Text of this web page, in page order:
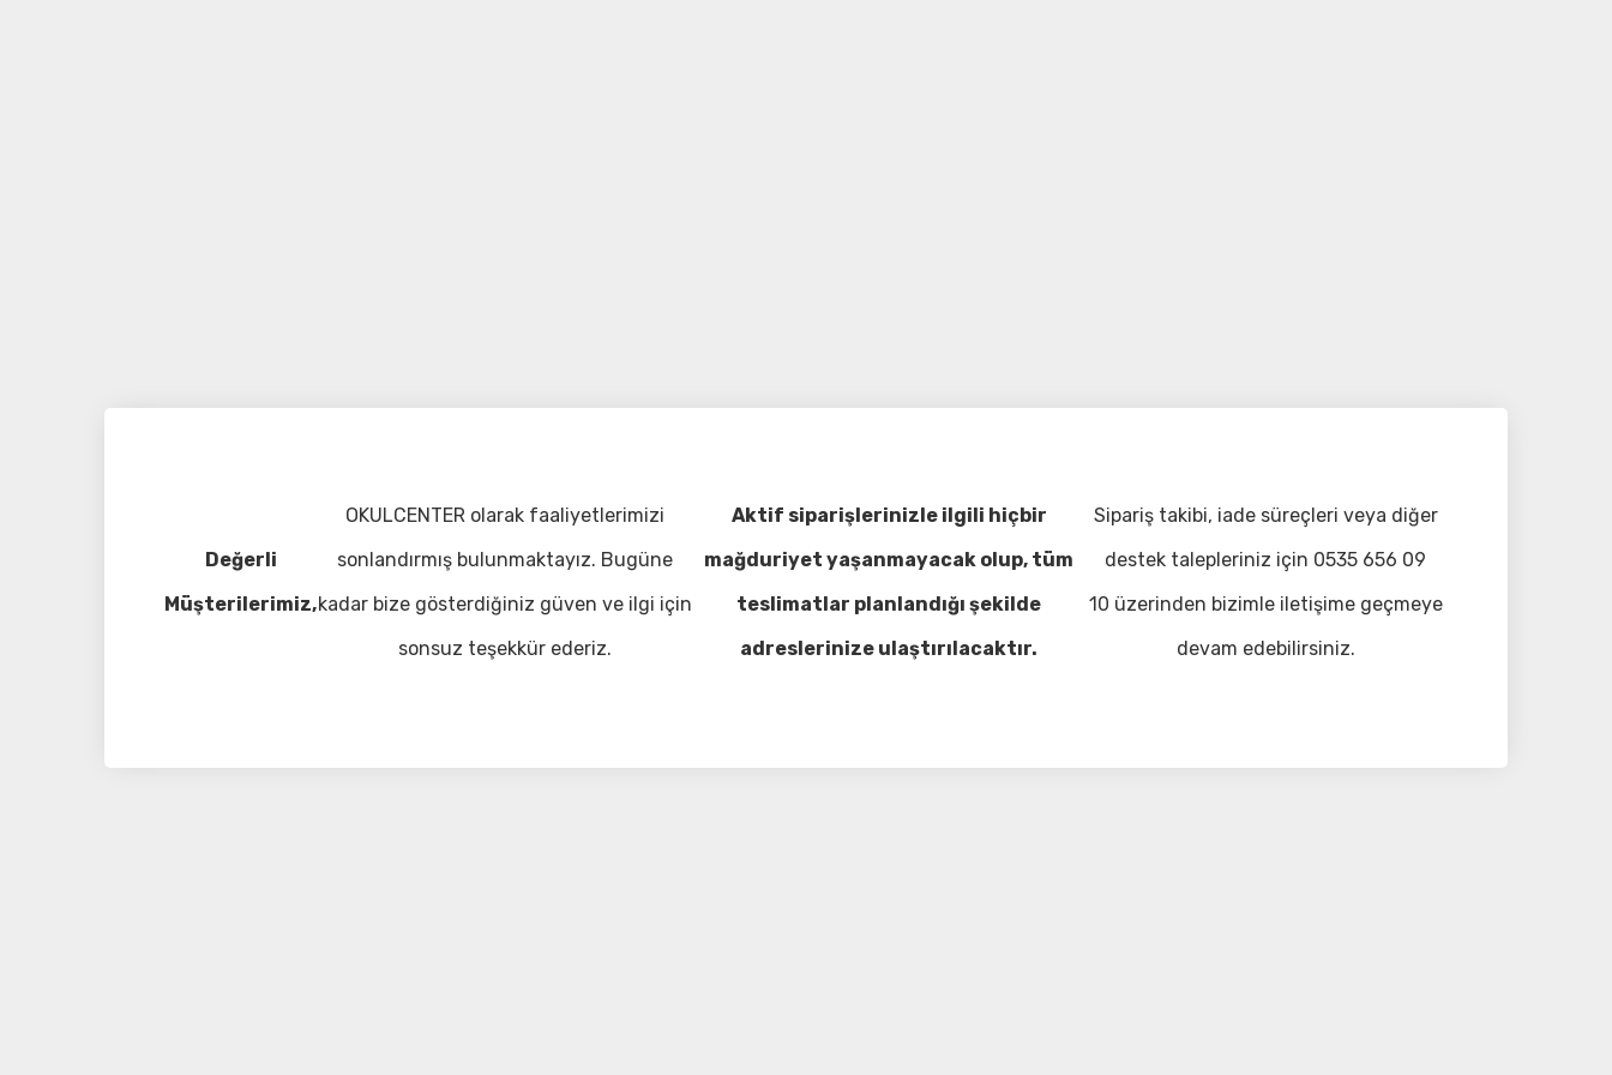
Değerli
Müşterilerimiz,
OKULCENTER olarak faaliyetlerimizi
sonlandırmış bulunmaktayız. Bugüne
kadar bize gösterdiğiniz güven ve ilgi için
sonsuz teşekkür ederiz.
Aktif siparişlerinizle ilgili hiçbir
mağduriyet yaşanmayacak olup, tüm
teslimatlar planlandığı şekilde
adreslerinize ulaştırılacaktır.
Sipariş takibi, iade süreçleri veya diğer
destek talepleriniz için 0535 656 09
10 üzerinden bizimle iletişime geçmeye
devam edebilirsiniz.